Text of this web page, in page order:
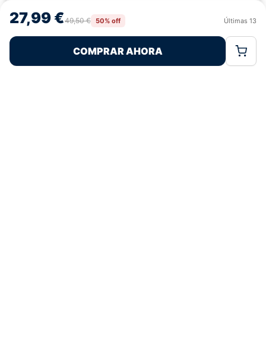
retirar el consentimiento, puede afectar negativamente a ciertas
características y funciones.
Rechazar
Política de CookiesPolítica de Privacidad
27,99 €49,50 € 50% off Últimas 13
COMPRAR AHORA
Ofertas Sin Límites